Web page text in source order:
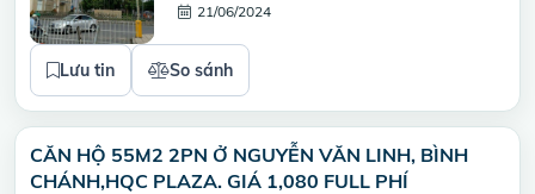
21/06/2024
Lưu tin So sánh
CĂN HỘ 55M2 2PN Ở NGUYỄN VĂN LINH, BÌNH
CHÁNH,HQC PLAZA. GIÁ 1,080 FULL PHÍ